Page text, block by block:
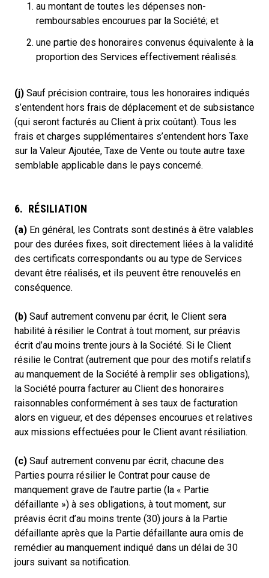
au montant de toutes les dépenses non-
remboursables encourues par la Société; et
une partie des honoraires convenus équivalente à la
proportion des Services effectivement réalisés.
(j) Sauf précision contraire, tous les honoraires indiqués
s’entendent hors frais de déplacement et de subsistance
(qui seront facturés au Client à prix coûtant). Tous les
frais et charges supplémentaires s’entendent hors Taxe
sur la Valeur Ajoutée, Taxe de Vente ou toute autre taxe
semblable applicable dans le pays concerné.
6. RÉSILIATION
(a) En général, les Contrats sont destinés à être valables
pour des durées fixes, soit directement liées à la validité
des certificats correspondants ou au type de Services
devant être réalisés, et ils peuvent être renouvelés en
conséquence.
(b) Sauf autrement convenu par écrit, le Client sera
habilité à résilier le Contrat à tout moment, sur préavis
écrit d’au moins trente jours à la Société. Si le Client
résilie le Contrat (autrement que pour des motifs relatifs
au manquement de la Société à remplir ses obligations),
la Société pourra facturer au Client des honoraires
raisonnables conformément à ses taux de facturation
alors en vigueur, et des dépenses encourues et relatives
aux missions effectuées pour le Client avant résiliation.
(c) Sauf autrement convenu par écrit, chacune des
Parties pourra résilier le Contrat pour cause de
manquement grave de l’autre partie (la « Partie
défaillante ») à ses obligations, à tout moment, sur
préavis écrit d’au moins trente (30) jours à la Partie
défaillante après que la Partie défaillante aura omis de
remédier au manquement indiqué dans un délai de 30
jours suivant sa notification.